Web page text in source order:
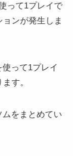
って1プレイで
ンが発生しま
って1プレイ
す。
をまとめてい